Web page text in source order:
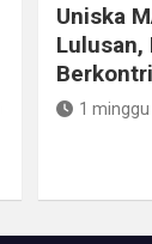
Uniska
Lulusan,
1 minggu